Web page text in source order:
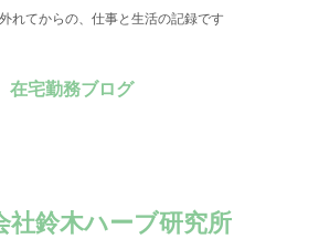
れてからの、仕事と生活の記録です
在宅勤務ブログ
社鈴木ハーブ研究所